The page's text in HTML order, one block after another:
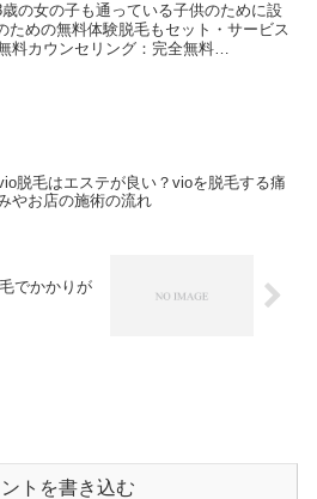
の女の子も通っている子供のために設
ための無料体験脱毛もセット・サービス
料カウンセリング：完全無料
脱毛はエステが良い？vioを脱毛する痛
やお店の施術の流れ
でかかりが
トを書き込む